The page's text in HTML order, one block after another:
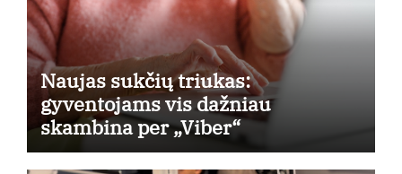
Naujas sukčių triukas:
gyventojams vis dažniau
skambina per „Viber“